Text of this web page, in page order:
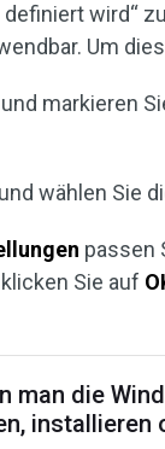
wird“
Um
markieren
und wählen Sie
passen
Sie auf
man die
installieren